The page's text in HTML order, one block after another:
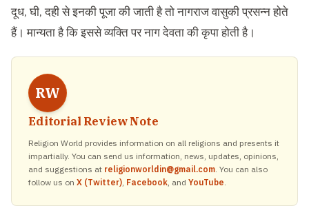
दूध, घी, दही से इनकी पूजा की जाती है तो नागराज वासुकी प्रसन्न होते
हैं। मान्यता है कि इससे व्यक्ति पर नाग देवता की कृपा होती है।
RW
Editorial Review Note
Religion World provides information on all religions and presents it
impartially. You can send us information, news, updates, opinions,
and suggestions at religionworldin@gmail.com. You can also
follow us on X (Twitter), Facebook, and YouTube.